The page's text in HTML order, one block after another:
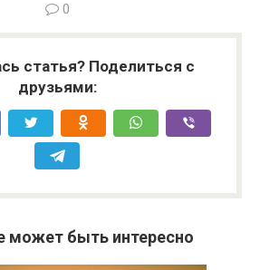
0
статья? Поделиться с
друзьями:
может быть интересно